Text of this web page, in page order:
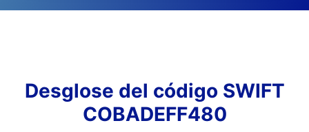
Desglose del código SWIFT
COBADEFF480